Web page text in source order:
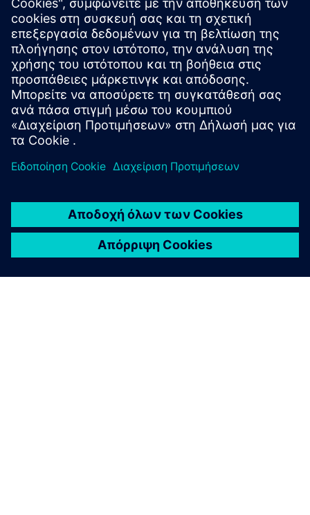
μακροπρόθεσμη επιτυχία της Siemens και των πελατών
της. Εμπειρογνώμονες από το παγκόσμιο ερευνητικό
τμήμα τεχνολογίας και τις διάφορες επιχειρήσεις
συνεργάζονται εδώ, εδραιώνοντας τις δραστηριότητες Ε &
Α της εταιρείας.